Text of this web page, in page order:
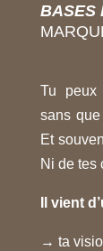
BASES
Tu peux
sans
Et
Ni de tes
Il vient
→ ta